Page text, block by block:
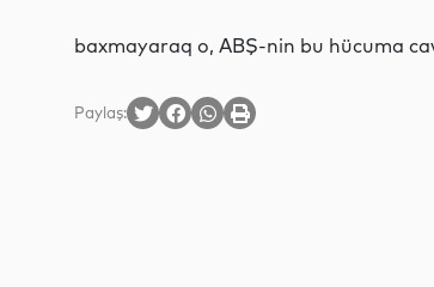
baxmayaraq o, ABŞ-nin bu hücuma
Paylaş: